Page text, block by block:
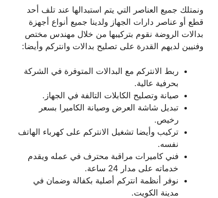
ونمتلك جميع العناصر التي يتم استبدالها عند تلف أحد
قطع أو عناصر دارات الجهاز ولدينا جميع أنواع أجهزة
بدالات الروضة نقوم بتركيبها من خلال مهندس مختص
وفنيين لديهم القدرة على تصليح بدالات وانتركم وأيضا:
ربط الانتركم مع البدالات المتوفرة في الشركة
بحرفية عالية.
صيانة وتصليح الكابلات التالفة في الجهاز.
تبديل شاشة العرض وصيانة الكاميرا بسعر
رخيص.
تركيب وأيضا تشغيل الانتركم على كهرباء الهاتف
نفسه.
فني كاميرات مراقبة محترف في عمله ويقدم
خدماته على مدار 24 ساعة.
نوفر أنظمة انتركم أصلية بكفالة وضمان في
مدينة الكويت.